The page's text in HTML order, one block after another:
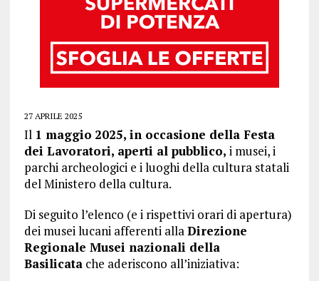
27 APRILE 2025
Il 1 maggio 2025, in occasione della Festa
dei Lavoratori, aperti al pubblico, i musei, i
parchi archeologici e i luoghi della cultura statali
del Ministero della cultura.
Di seguito l’elenco (e i rispettivi orari di apertura)
dei musei lucani afferenti allaDirezione
Regionale Musei nazionali della
Basilicatache aderiscono all’iniziativa: